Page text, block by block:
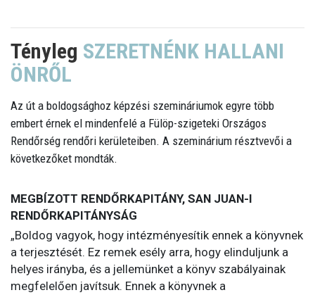
Tényleg SZERETNÉNK HALLANI
ÖNRŐL
Az út a boldogsághoz képzési szemináriumok egyre több
embert érnek el mindenfelé a Fülöp-szigeteki Országos
Rendőrség rendőri kerületeiben. A szeminárium résztvevői a
következőket mondták.
MEGBÍZOTT RENDŐRKAPITÁNY, SAN JUAN-I
RENDŐRKAPITÁNYSÁG
„Boldog vagyok, hogy intézményesítik ennek a könyvnek
a terjesztését. Ez remek esély arra, hogy elinduljunk a
helyes irányba, és a jellemünket a könyv szabályainak
megfelelően javítsuk. Ennek a könyvnek a